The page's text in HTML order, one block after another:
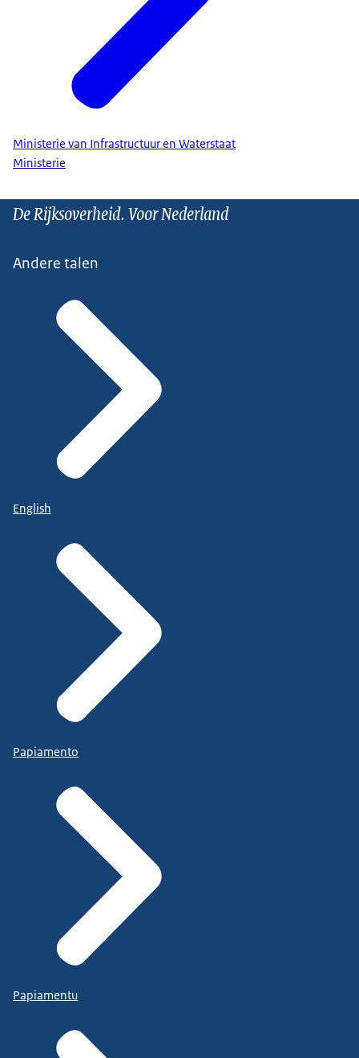
Ministerie van Infrastructuur en Waterstaat
Ministerie
De Rijksoverheid. Voor Nederland
Andere talen
English
Papiamento
Papiamentu